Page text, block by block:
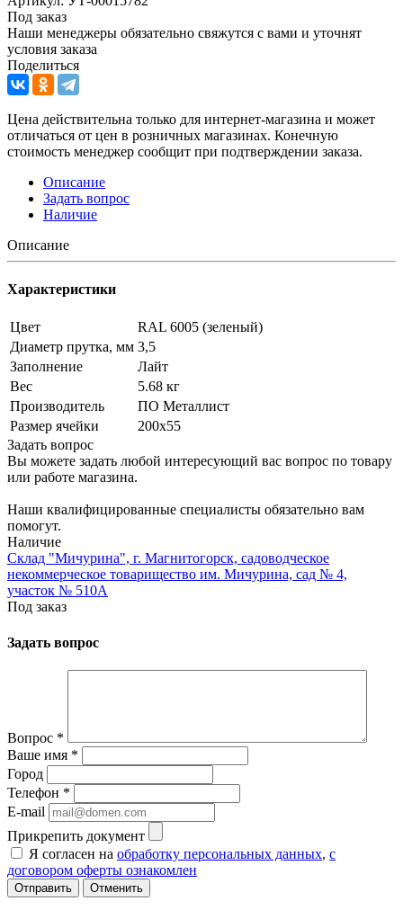
Под заказ
Наши менеджеры обязательно свяжутся с вами и уточнят
условия заказа
Поделиться
Цена действительна только для интернет-магазина и может
отличаться от цен в розничных магазинах. Конечную
стоимость менеджер сообщит при подтверждении заказа.
Описание
Задать вопрос
Наличие
Описание
Характеристики
Цвет
RAL 6005 (зеленый)
Диаметр прутка, мм 3,5
Заполнение
Лайт
Вес
5.68 кг
Производитель
ПО Металлист
Размер ячейки
200х55
Задать вопрос
Вы можете задать любой интересующий вас вопрос по товару
или работе магазина.
Наши квалифицированные специалисты обязательно вам
помогут.
Наличие
Склад "Мичурина", г. Магнитогорск, садоводческое
некоммерческое товарищество им. Мичурина, сад № 4,
участок № 510А
Под заказ
Задать вопрос
Вопрос *
Ваше имя *
Город
Телефон *
E-mail
Прикрепить документ
Я согласен на обработку персональных данных, с
договором оферты ознакомлен
Отменить